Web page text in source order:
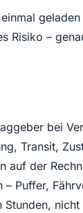
–
bei
Transit,
der
Puffer,